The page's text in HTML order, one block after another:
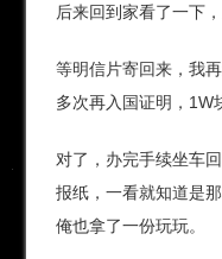
后来回到家看了一下
等明信片寄回来，我
多次再入国证明，1W
对了，办完手续坐车
报纸，一看就知道是
俺也拿了一份玩玩。